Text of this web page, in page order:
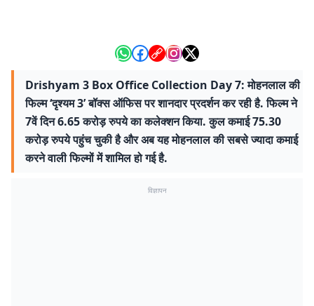
Drishyam 3 Box Office Collection Day 7: मोहनलाल की
फिल्म ‘दृश्यम 3’ बॉक्स ऑफिस पर शानदार प्रदर्शन कर रही है. फिल्म ने
7वें दिन 6.65 करोड़ रुपये का कलेक्शन किया. कुल कमाई 75.30
करोड़ रुपये पहुंच चुकी है और अब यह मोहनलाल की सबसे ज्यादा कमाई
करने वाली फिल्मों में शामिल हो गई है.
विज्ञापन